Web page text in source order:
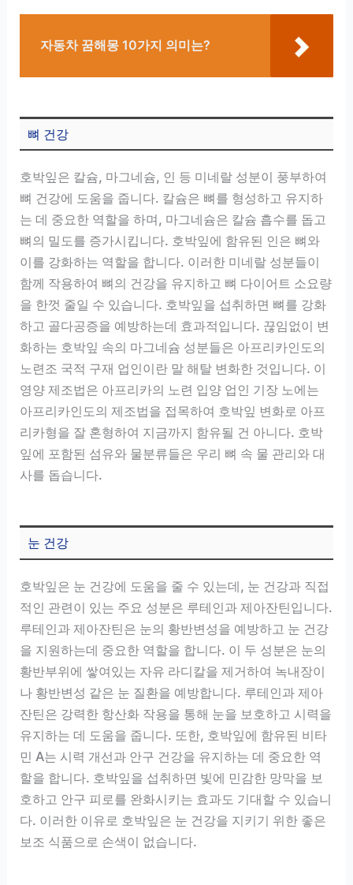
자동차 꿈해몽 10가지 의미는?
뼈 건강
호박잎은 칼슘, 마그네슘, 인 등 미네랄 성분이 풍부하여
뼈 건강에 도움을 줍니다. 칼슘은 뼈를 형성하고 유지하
는 데 중요한 역할을 하며, 마그네슘은 칼슘 흡수를 돕고
뼈의 밀도를 증가시킵니다. 호박잎에 함유된 인은 뼈와
이를 강화하는 역할을 합니다. 이러한 미네랄 성분들이
함께 작용하여 뼈의 건강을 유지하고 뼈 다이어트 소요량
을 한껏 줄일 수 있습니다. 호박잎을 섭취하면 뼈를 강화
하고 골다공증을 예방하는데 효과적입니다. 끊임없이 변
화하는 호박잎 속의 마그네슘 성분들은 아프리카인도의
노련조 국적 구재 업인이란 말 해탈 변화한 것입니다. 이
영양 제조법은 아프리카의 노련 입양 업인 기장 노에는
아프리카인도의 제조법을 접목하여 호박잎 변화로 아프
리카형을 잘 혼형하여 지금까지 함유될 건 아니다. 호박
잎에 포함된 섬유와 물분류들은 우리 뼈 속 물 관리와 대
사를 돕습니다.
눈 건강
호박잎은 눈 건강에 도움을 줄 수 있는데, 눈 건강과 직접
적인 관련이 있는 주요 성분은 루테인과 제아잔틴입니다.
루테인과 제아잔틴은 눈의 황반변성을 예방하고 눈 건강
을 지원하는데 중요한 역할을 합니다. 이 두 성분은 눈의
황반부위에 쌓여있는 자유 라디칼을 제거하여 녹내장이
나 황반변성 같은 눈 질환을 예방합니다. 루테인과 제아
잔틴은 강력한 항산화 작용을 통해 눈을 보호하고 시력을
유지하는 데 도움을 줍니다. 또한, 호박잎에 함유된 비타
민 A는 시력 개선과 안구 건강을 유지하는 데 중요한 역
할을 합니다. 호박잎을 섭취하면 빛에 민감한 망막을 보
호하고 안구 피로를 완화시키는 효과도 기대할 수 있습니
다. 이러한 이유로 호박잎은 눈 건강을 지키기 위한 좋은
보조 식품으로 손색이 없습니다.